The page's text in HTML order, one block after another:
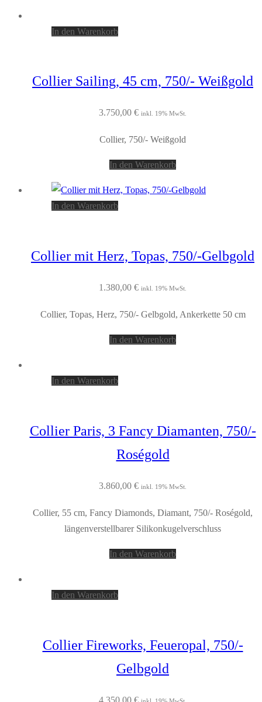
In den Warenkorb
Collier Sailing, 45 cm, 750/- Weißgold
3.750,00 € inkl. 19% MwSt.
Collier, 750/- Weißgold
In den Warenkorb
In den Warenkorb
Collier mit Herz, Topas, 750/-Gelbgold
1.380,00 € inkl. 19% MwSt.
Collier, Topas, Herz, 750/- Gelbgold, Ankerkette 50 cm
In den Warenkorb
In den Warenkorb
Collier Paris, 3 Fancy Diamanten, 750/-
Roségold
3.860,00 € inkl. 19% MwSt.
Collier, 55 cm, Fancy Diamonds, Diamant, 750/- Roségold,
längenverstellbarer Silikonkugelverschluss
In den Warenkorb
In den Warenkorb
Collier Fireworks, Feueropal, 750/-
Gelbgold
4.350,00 €